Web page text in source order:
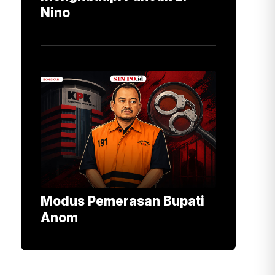
Nino
Modus Pemerasan Bupati
Anom